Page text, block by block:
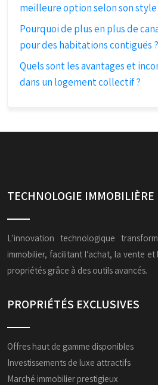
meilleure option selon son style
Pourquoi de plus en plus de
pour des habitations contiguës ?
Quels sont les avantages et
dans un logement collectif ?
TECHNOLOGIE IMMOBILIÈRE
L’innovation technologique
immobilier, facilitant l’achat, la vente et
propriétés grâce à des outils avancés.
PROPRIÉTÉS EXCLUSIVES
Offres haut de gamme disponibles
Investissements de luxe attractifs
Marché immobilier prestigieux